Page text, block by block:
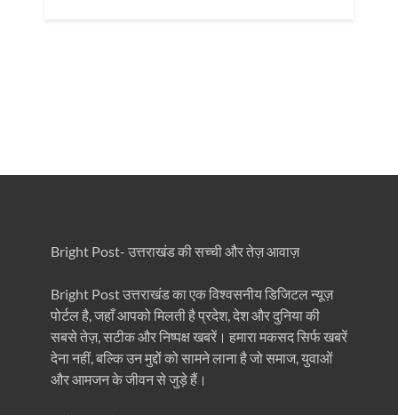
Bright Post- उत्तराखंड की सच्ची और तेज़ आवाज़
Bright Post उत्तराखंड का एक विश्वसनीय डिजिटल न्यूज़
पोर्टल है, जहाँ आपको मिलती है प्रदेश, देश और दुनिया की
सबसे तेज़, सटीक और निष्पक्ष खबरें। हमारा मकसद सिर्फ खबरें
देना नहीं, बल्कि उन मुद्दों को सामने लाना है जो समाज, युवाओं
और आमजन के जीवन से जुड़े हैं।